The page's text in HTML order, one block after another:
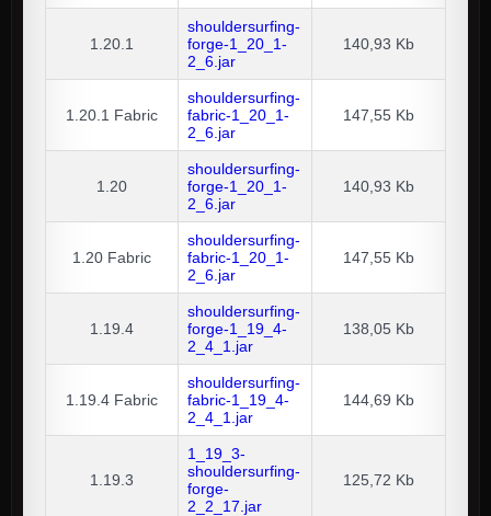
1.20.1
shouldersurfing-
forge-1_20_1-
2_6.jar
140,93 Kb
1.20.1 Fabric
shouldersurfing-
fabric-1_20_1-
2_6.jar
147,55 Kb
1.20
shouldersurfing-
forge-1_20_1-
2_6.jar
140,93 Kb
1.20 Fabric
shouldersurfing-
fabric-1_20_1-
2_6.jar
147,55 Kb
1.19.4
shouldersurfing-
forge-1_19_4-
2_4_1.jar
138,05 Kb
1.19.4 Fabric
shouldersurfing-
fabric-1_19_4-
2_4_1.jar
144,69 Kb
1.19.3
1_19_3-
shouldersurfing-
forge-
2_2_17.jar
125,72 Kb